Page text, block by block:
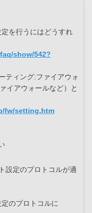
を行うにはどうすれ
show/542?
ティング:ファイアウォ
イアウォールなど）と
fw/setting.htm
設定のプロトコルが適
のプロトコルに